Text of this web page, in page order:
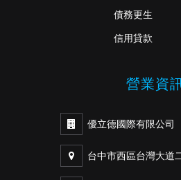
債務更生
信用貸款
營業資
優立德國際有限公司
台中市西區台灣大道